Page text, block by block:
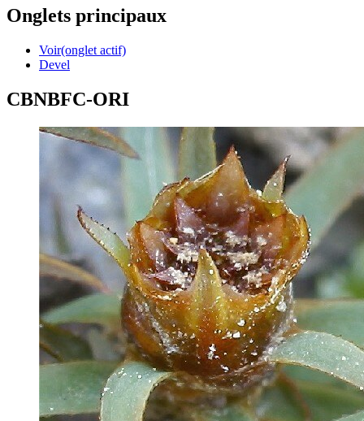
Onglets principaux
Voir(onglet actif)
Devel
CBNBFC-ORI